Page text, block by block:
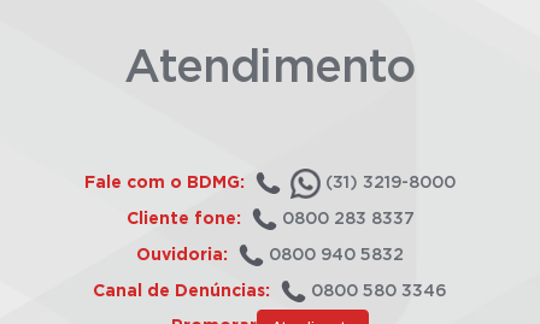
Atendimento
Fale com o BDMG: (31) 3219-8000
Cliente fone: 0800 283 8337
Ouvidoria: 0800 940 5832
Canal de Denúncias: 0800 580 3346